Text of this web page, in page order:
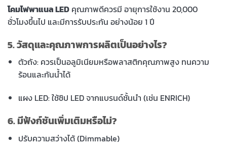
โคมไฟพาแนล LED คุณภาพดีควรมี อายุการใช้งาน 20,000
ชั่วโมงขึ้นไป และมีการรับประกัน อย่างน้อย 1 ปี
5. วัสดุและคุณภาพการผลิตเป็นอย่างไร?
ตัวถัง: ควรเป็นอลูมิเนียมหรือพลาสติกคุณภาพสูง ทนความ
ร้อนและกันน้ำได้
แผง LED: ใช้ชิป LED จากแบรนด์ชั้นนำ (เช่น ENRICH)
6. มีฟังก์ชันเพิ่มเติมหรือไม่?
ปรับความสว่างได้ (Dimmable)